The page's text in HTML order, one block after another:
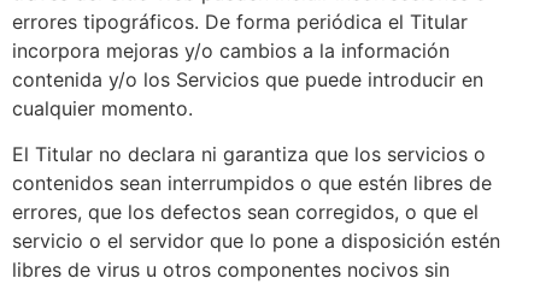
errores tipográficos. De forma periódica el Titular
incorpora mejoras y/o cambios a la información
contenida y/o los Servicios que puede introducir en
cualquier momento.
El Titular no declara ni garantiza que los servicios o
contenidos sean interrumpidos o que estén libres de
errores, que los defectos sean corregidos, o que el
servicio o el servidor que lo pone a disposición estén
libres de virus u otros componentes nocivos sin